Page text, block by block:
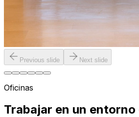
Previous slide Next slide
Oficinas
Trabajar en un entorno